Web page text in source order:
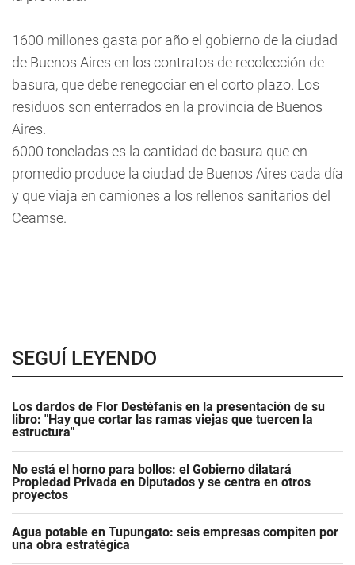
1600 millones gasta por año el gobierno de la ciudad
de Buenos Aires en los contratos de recolección de
basura, que debe renegociar en el corto plazo. Los
residuos son enterrados en la provincia de Buenos
Aires.
6000 toneladas es la cantidad de basura que en
promedio produce la ciudad de Buenos Aires cada día
y que viaja en camiones a los rellenos sanitarios del
Ceamse.
SEGUÍ LEYENDO
Los dardos de Flor Destéfanis en la presentación de su
libro: "Hay que cortar las ramas viejas que tuercen la
estructura"
No está el horno para bollos: el Gobierno dilatará
Propiedad Privada en Diputados y se centra en otros
proyectos
Agua potable en Tupungato: seis empresas compiten por
una obra estratégica